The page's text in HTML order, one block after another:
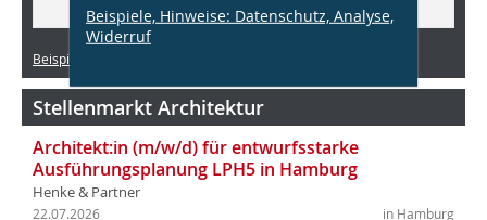
Beispiele, Hinweise: Datenschutz, Analyse,
Widerruf
» Jetzt anmelden!
Beispiele, Hinweise: Datenschutz, Analyse, Widerruf
Stellenmarkt Architektur
Architekt:in (m/w/d) für entwurfsstarke
Ausführungsplanung LPH5 in Hamburg
Henke & Partner
in Hamburg
22.07.2026